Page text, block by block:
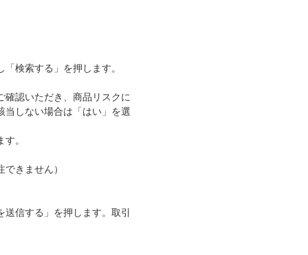
検索する」を押します。
認いただき、商品リスクに
当しない場合は「はい」を選
。
きません）
信する」を押します。取引